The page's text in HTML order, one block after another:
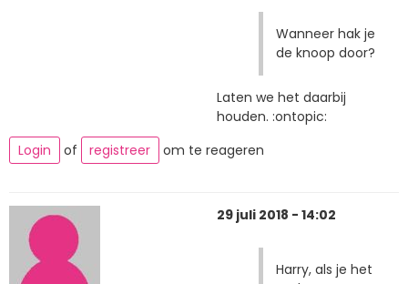
Wanneer hak je
de knoop door?
Laten we het daarbij
houden. :ontopic:
Login
of registreer om te reageren
29 juli 2018 - 14:02
Harry, als je het